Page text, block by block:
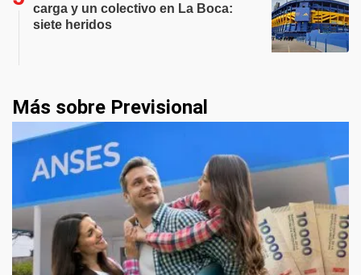
carga y un colectivo en La Boca:
siete heridos
Más sobre Previsional